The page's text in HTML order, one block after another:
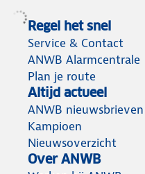
Regel het snel
Service & Contact
ANWB Alarmcentrale
Plan je route
Altijd actueel
ANWB nieuwsbrieven
Kampioen
Nieuwsoverzicht
Over ANWB